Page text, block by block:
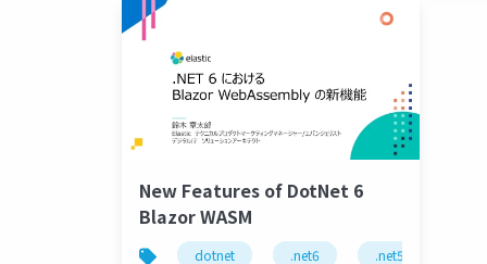
New Features of DotNet 6
Blazor WASM
dotnet .net6 .net5